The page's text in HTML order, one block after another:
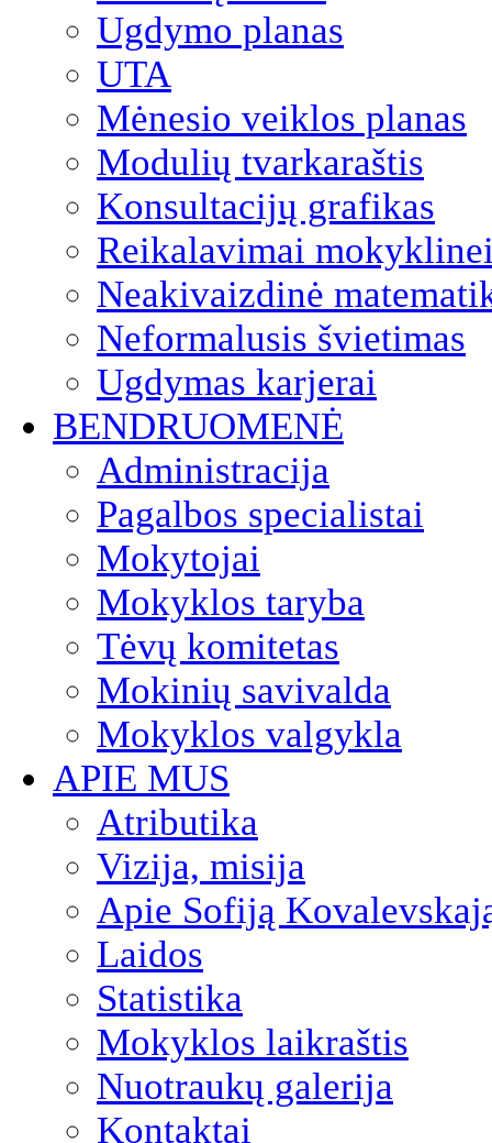
Ugdymo planas
UTA
Mėnesio veiklos planas
Modulių tvarkaraštis
Konsultacijų grafikas
Reikalavimai
Neakivaizdinė
Neformalusis švietimas
Ugdymas karjerai
BENDRUOMENĖ
Administracija
Pagalbos specialistai
Mokytojai
Mokyklos taryba
Tėvų komitetas
Mokinių savivalda
Mokyklos valgykla
APIE MUS
Atributika
Vizija, misija
Apie Sofiją
Laidos
Statistika
Mokyklos laikraštis
Nuotraukų galerija
Kontaktai